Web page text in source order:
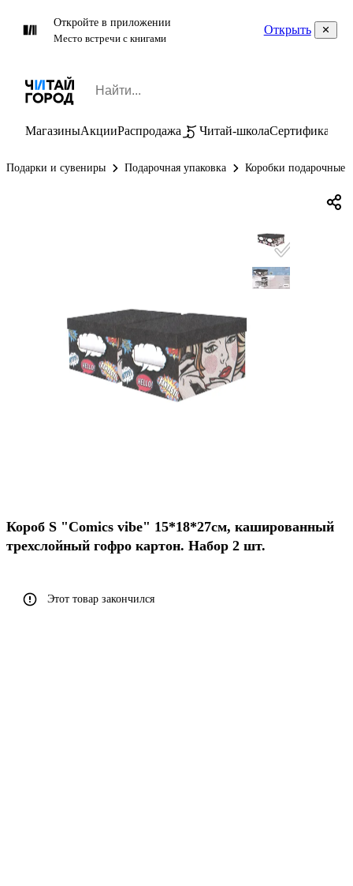
Откройте в приложении
Место встречи с книгами
Открыть
МагазиныАкцииРаспродажа Читай-школаСертификаты
Подарки и сувениры Подарочная упаковка Коробки подарочные
Короб S "Comics vibe" 15*18*27см, кашированный
трехслойный гофро картон. Набор 2 шт.
Этот товар закончился